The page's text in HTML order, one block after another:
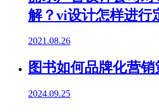
解？vi设计怎样进行
2021.08.26
图书如何品牌化营销
2024.09.25